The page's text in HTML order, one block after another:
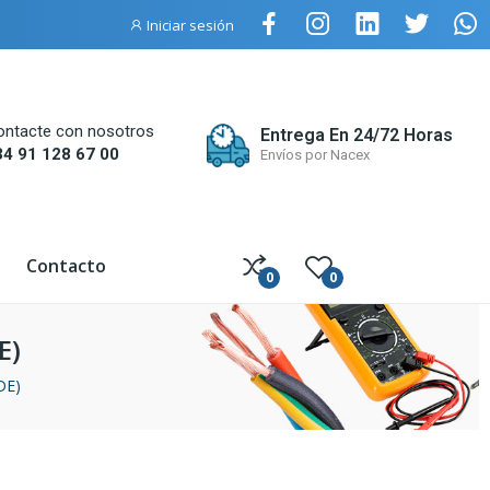
Iniciar sesión
con nosotros
91 128 67 00
Entrega En 24/72 Horas
Envíos por Nacex
Contacto 0 0